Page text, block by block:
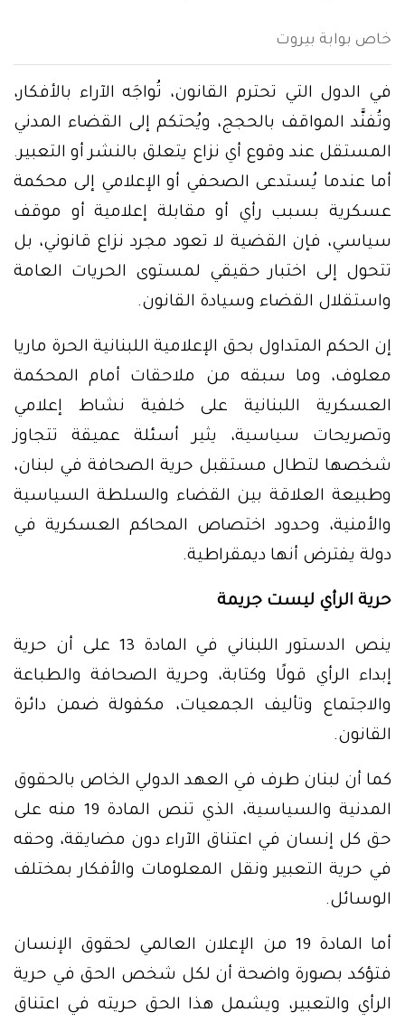
خاص بوابة بيروت
في الدول التي تحترم القانون، تُواجَه الآراء بالأفكار،
وتُفنَّد المواقف بالحجج، ويُحتكم إلى القضاء المدني
المستقل عند وقوع أي نزاع يتعلق بالنشر أو التعبير.
أما عندما يُستدعى الصحفي أو الإعلامي إلى محكمة
عسكرية بسبب رأي أو مقابلة إعلامية أو موقف
سياسي، فإن القضية لا تعود مجرد نزاع قانوني، بل
تتحول إلى اختبار حقيقي لمستوى الحريات العامة
واستقلال القضاء وسيادة القانون.
إن الحكم المتداول بحق الإعلامية اللبنانية الحرة ماريا
معلوف، وما سبقه من ملاحقات أمام المحكمة
العسكرية اللبنانية على خلفية نشاط إعلامي
وتصريحات سياسية، يثير أسئلة عميقة تتجاوز
شخصها لتطال مستقبل حرية الصحافة في لبنان،
وطبيعة العلاقة بين القضاء والسلطة السياسية
والأمنية، وحدود اختصاص المحاكم العسكرية في
دولة يفترض أنها ديمقراطية.
حرية الرأي ليست جريمة
ينص الدستور اللبناني في المادة 13 على أن حرية
إبداء الرأي قولًا وكتابة، وحرية الصحافة والطباعة
والاجتماع وتأليف الجمعيات، مكفولة ضمن دائرة
القانون.
كما أن لبنان طرف في العهد الدولي الخاص بالحقوق
المدنية والسياسية، الذي تنص المادة 19 منه على
حق كل إنسان في اعتناق الآراء دون مضايقة، وحقه
في حرية التعبير ونقل المعلومات والأفكار بمختلف
الوسائل.
أما المادة 19 من الإعلان العالمي لحقوق الإنسان
فتؤكد بصورة واضحة أن لكل شخص الحق في حرية
الرأي والتعبير، ويشمل هذا الحق حريته في اعتناق